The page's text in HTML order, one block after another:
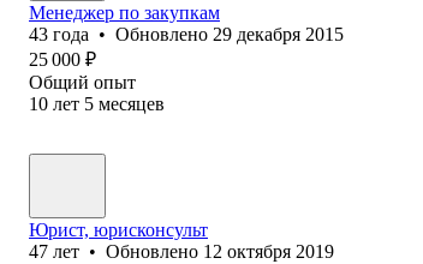
Менеджер по закупкам
43 года • Обновлено 29 декабря 2015
25 000 ₽
Общий опыт
10 лет 5 месяцев
Юрист, юрисконсульт
47 лет • Обновлено 12 октября 2019